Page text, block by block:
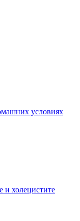
условиях
и холецистите